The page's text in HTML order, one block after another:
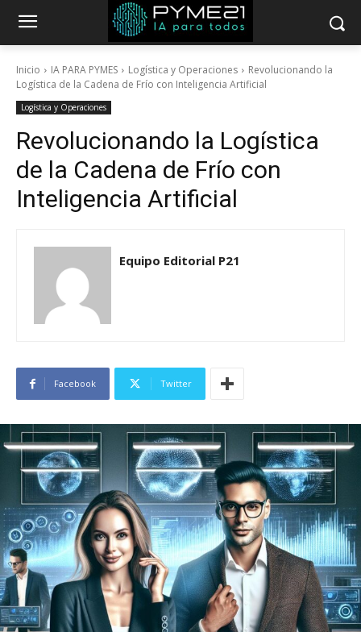
Inicio IA PARA PYMES Logística y Operaciones
Revolucionando la
Logística de la Cadena de Frío con Inteligencia Artificial
Logística y Operaciones
Revolucionando la Logística
de la Cadena de Frío con
Inteligencia Artificial
Equipo Editorial P21
Facebook Twitter